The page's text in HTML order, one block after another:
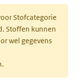
Stofcategorie
Stoffen kunnen
wel gegevens